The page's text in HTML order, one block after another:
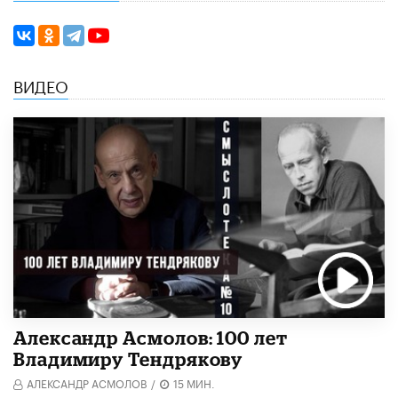
ВИДЕО
Александр Асмолов: 100 лет
Владимиру Тендрякову
АЛЕКСАНДР АСМОЛОВ / 15 МИН.